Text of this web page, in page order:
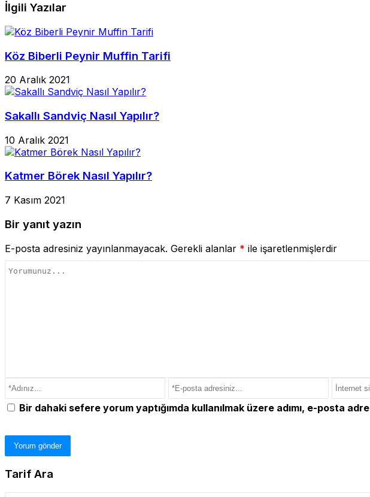
İlgili Yazılar
Köz Biberli Peynir Muffin Tarifi
20 Aralık 2021
Sakallı Sandviç Nasıl Yapılır?
10 Aralık 2021
Katmer Börek Nasıl Yapılır?
7 Kasım 2021
Bir yanıt yazın
E-posta adresiniz yayınlanmayacak. Gerekli alanlar * ile işaretlenmişlerdir
Bir dahaki sefere yorum yaptığımda kullanılmak üzere adımı, e-posta
Tarif Ara